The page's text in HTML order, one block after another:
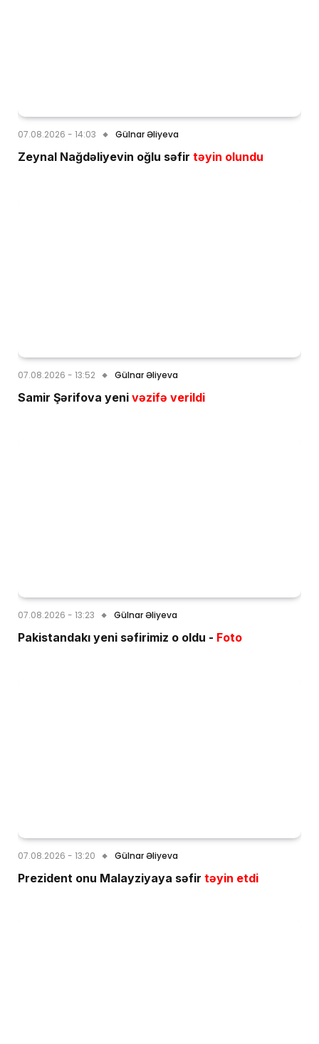
07.08.2026 - 14:03 Gülnar Əliyeva
Zeynal Nağdəliyevin oğlu səfir təyin olundu
07.08.2026 - 13:52 Gülnar Əliyeva
Samir Şərifova yeni vəzifə verildi
07.08.2026 - 13:23 Gülnar Əliyeva
Pakistandakı yeni səfirimiz o oldu - Foto
07.08.2026 - 13:20 Gülnar Əliyeva
Prezident onu Malayziyaya səfir təyin etdi